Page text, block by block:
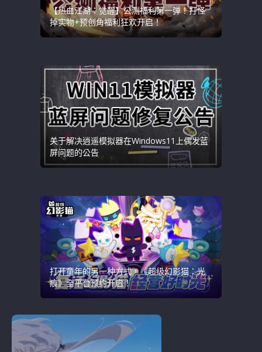
【热血江湖：觉醒】公测福利第一弹！打怪
掉实物+预创角福利狂欢开启！
关于解决逍遥模拟器在Windows11上偶发蓝
屏问题的公告
打开童年的另一种方式，《超级幻影猫：光
痕》全平台预约开启！